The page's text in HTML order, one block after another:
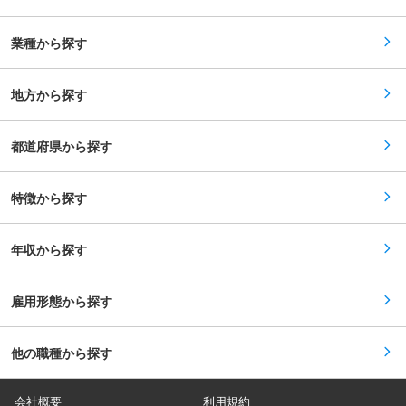
チンを備えていますので、出来立てが楽しめるこ
やクリームで仕上げるなどこだわりの商品ばか
す！ 私たちと一緒に「パン」を通してチョコレー
トやカカオの魅力をお届けしませんか。 ■求める
人物像： ゴディバの店舗では、大学生、短大生、
躍しています。 仕事にブランクのある方も大歓迎
有給取得が取りやすい環境◎ └月８日休（繁忙期
は月7日休の場合あり）ですが、昨年度の有給取
得の実績は14日と実際には120日を平均で休まれ
4.25時間）◎ └ほぼ残業がなく、プライベートと
ている◎など、ライフステージが変わっても安心
して働いていただけます。 変更の範囲：会社の定
める業務
業種から探す
地方から探す
都道府県から探す
特徴から探す
年収から探す
雇用形態から探す
他の職種から探す
会社概要 利用規約